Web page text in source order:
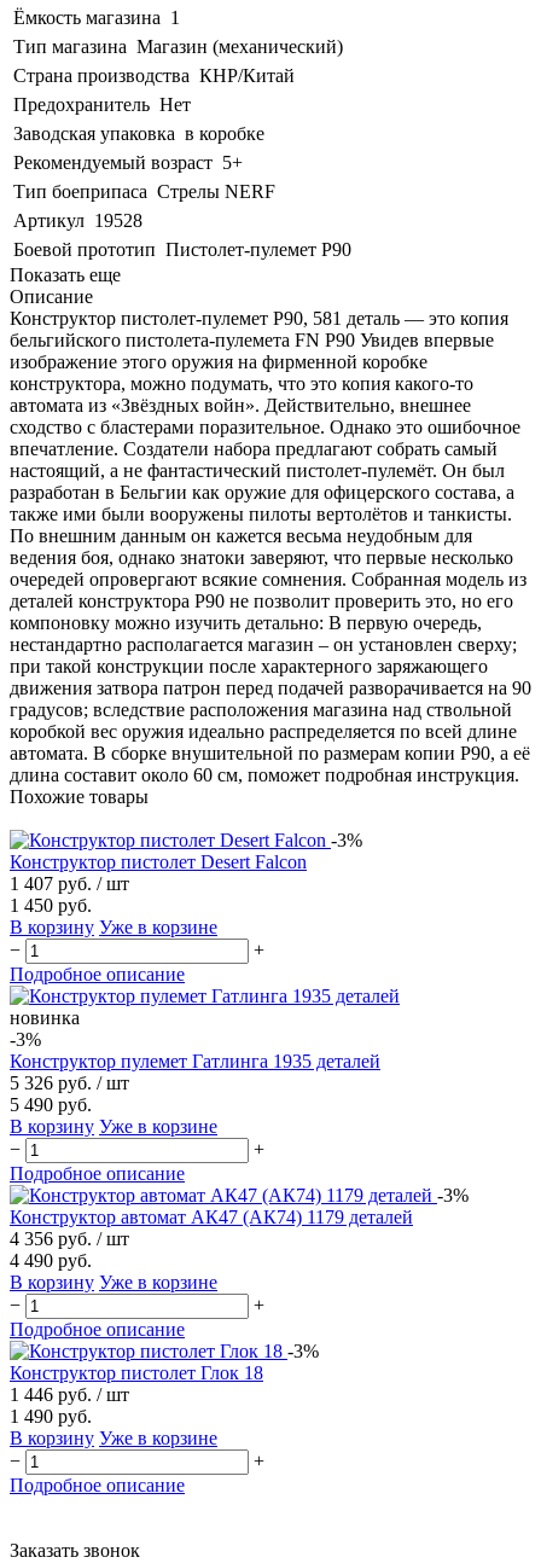
Ёмкость магазина 1
Тип магазина Магазин (механический)
Страна производства КНР/Китай
Предохранитель Нет
Заводская упаковка в коробке
Рекомендуемый возраст 5+
Тип боеприпаса Стрелы NERF
Артикул 19528
Боевой прототип Пистолет-пулемет P90
Показать еще
Описание
Конструктор пистолет-пулемет P90, 581 деталь — это копия
бельгийского пистолета-пулемета FN P90 Увидев впервые
изображение этого оружия на фирменной коробке
конструктора, можно подумать, что это копия какого-то
автомата из «Звёздных войн». Действительно, внешнее
сходство с бластерами поразительное. Однако это ошибочное
впечатление. Создатели набора предлагают собрать самый
настоящий, а не фантастический пистолет-пулемёт. Он был
разработан в Бельгии как оружие для офицерского состава, а
также ими были вооружены пилоты вертолётов и танкисты.
По внешним данным он кажется весьма неудобным для
ведения боя, однако знатоки заверяют, что первые несколько
очередей опровергают всякие сомнения. Собранная модель из
деталей конструктора P90 не позволит проверить это, но его
компоновку можно изучить детально: В первую очередь,
нестандартно располагается магазин – он установлен сверху;
при такой конструкции после характерного заряжающего
движения затвора патрон перед подачей разворачивается на 90
градусов; вследствие расположения магазина над ствольной
коробкой вес оружия идеально распределяется по всей длине
автомата. В сборке внушительной по размерам копии P90, а её
длина составит около 60 см, поможет подробная инструкция.
Похожие товары
-3%
Конструктор пистолет Desert Falcon
1 407 руб. / шт
1 450 руб.
В корзину Уже в корзине
−
+
Подробное описание
новинка
-3%
Конструктор пулемет Гатлинга 1935 деталей
5 326 руб. / шт
5 490 руб.
В корзину Уже в корзине
−
+
Подробное описание
-3%
Конструктор автомат АК47 (АК74) 1179 деталей
4 356 руб. / шт
4 490 руб.
В корзину Уже в корзине
−
+
Подробное описание
-3%
Конструктор пистолет Глок 18
1 446 руб. / шт
1 490 руб.
В корзину Уже в корзине
−
+
Подробное описание
Заказать звонок